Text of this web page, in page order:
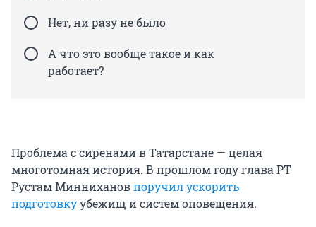
Нет, ни разу не было
А что это вообще такое и как
работает?
Проблема с сиренами в Татарстане — целая
многотомная история. В прошлом году глава РТ
Рустам Миннихановпоручил ускорить
подготовкуубежищ и систем оповещения.